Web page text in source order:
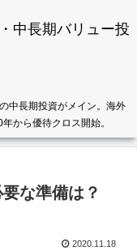
中長期バリュー投
中長期投資がメイン。海外
から優待クロス開始。
な準備は？
2020.11.18